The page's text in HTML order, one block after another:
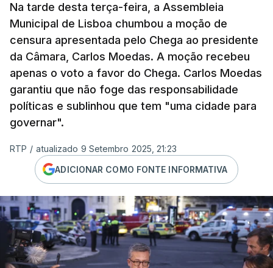
Na tarde desta terça-feira, a Assembleia
Municipal de Lisboa chumbou a moção de
censura apresentada pelo Chega ao presidente
da Câmara, Carlos Moedas. A moção recebeu
apenas o voto a favor do Chega. Carlos Moedas
garantiu que não foge das responsabilidade
políticas e sublinhou que tem "uma cidade para
governar".
RTP / atualizado 9 Setembro 2025, 21:23
ADICIONAR COMO FONTE INFORMATIVA